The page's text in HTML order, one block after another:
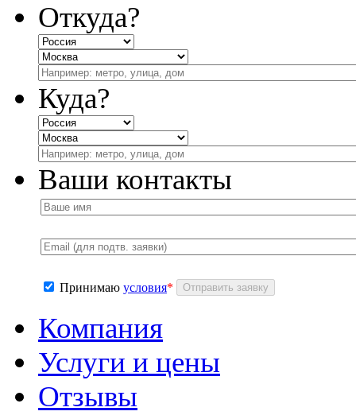
Откуда?
Куда?
Ваши контакты
Принимаю условия*
Компания
Услуги и цены
Отзывы